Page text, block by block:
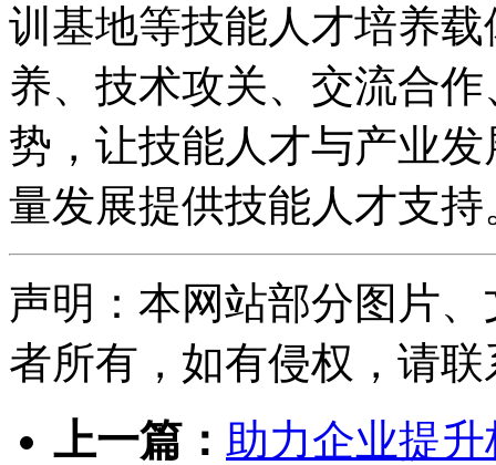
训基地等技能人才培养
养、技术攻关、交流合
势，让技能人才与产业
量发展提供技能人才支
声明：本网站部分图片
者所有，如有侵权，请联
上一篇： 助力企业提